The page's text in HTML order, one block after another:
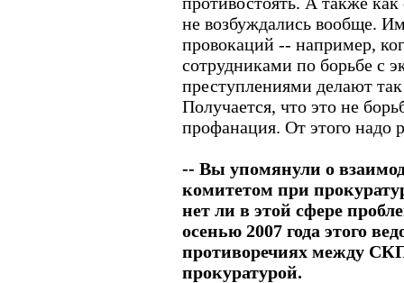
не возбуждались вообще.
провокаций -- например,
сотрудниками по борьбе с
преступлениями делают
Получается, что это не
профанация. От этого надо
-- Вы упомянули о
комитетом при
нет ли в этой сфере
осенью 2007 года этого
противоречиях между
прокуратурой.